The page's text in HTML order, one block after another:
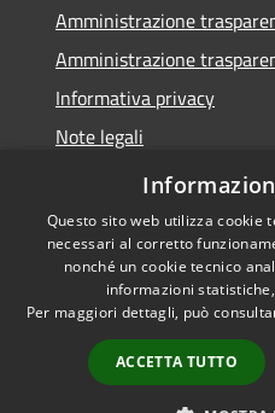
Amministrazione
Amministrazione
Informativa privacy
Note legali
Dichiarazione di
Accessibilità
Questo sito web utilizza cookie
necessari al corretto
nonché un cookie tecnico
informazioni
Per maggiori dettagli, può
ACCETTA TUTTO